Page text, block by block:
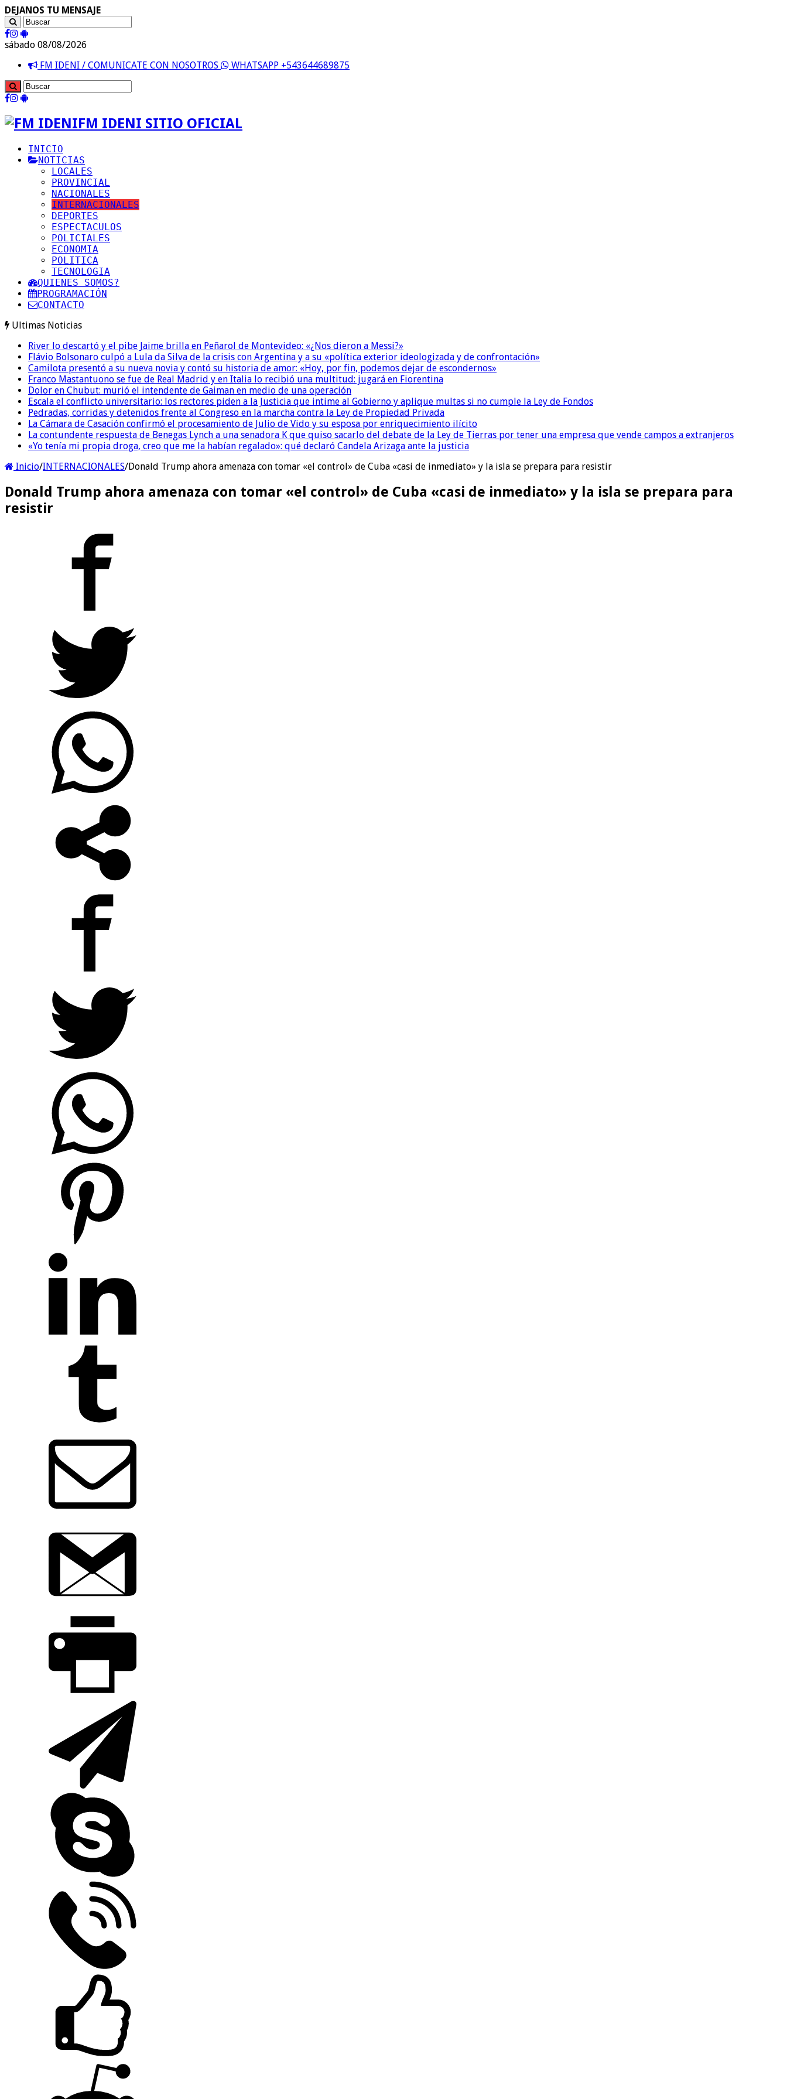
DEJANOS TU MENSAJE
sábado 08/08/2026
FM IDENI / COMUNICATE CON NOSOTROS
WHATSAPP +543644689875
FM IDENI SITIO OFICIAL
INICIO
NOTICIAS
LOCALES
PROVINCIAL
NACIONALES
INTERNACIONALES
DEPORTES
ESPECTACULOS
POLICIALES
ECONOMIA
POLITICA
TECNOLOGIA
QUIENES SOMOS?
PROGRAMACIÓN
CONTACTO
Ultimas Noticias
River lo descartó y el pibe Jaime brilla en Peñarol de Montevideo: «¿Nos dieron a Messi?»
Flávio Bolsonaro culpó a Lula da Silva de la crisis con Argentina y a su «política exterior ideologizada y de confrontación»
Camilota presentó a su nueva novia y contó su historia de amor: «Hoy, por fin, podemos dejar de escondernos»
Franco Mastantuono se fue de Real Madrid y en Italia lo recibió una multitud: jugará en Fiorentina
Dolor en Chubut: murió el intendente de Gaiman en medio de una operación
Escala el conflicto universitario: los rectores piden a la Justicia que intime al Gobierno y aplique multas si no cumple la Ley de Fondos
Pedradas, corridas y detenidos frente al Congreso en la marcha contra la Ley de Propiedad Privada
La Cámara de Casación confirmó el procesamiento de Julio de Vido y su esposa por enriquecimiento ilícito
La contundente respuesta de Benegas Lynch a una senadora K que quiso sacarlo del debate de la Ley de Tierras por tener una empresa que vende campos a extranjeros
«Yo tenía mi propia droga, creo que me la habían regalado»: qué declaró Candela Arizaga ante la justicia
Inicio/INTERNACIONALES/Donald Trump ahora amenaza con tomar «el control» de Cuba «casi de inmediato» y la isla se prepara para resistir
Donald Trump ahora amenaza con tomar «el control» de Cuba «casi de inmediato» y la isla se prepara para
resistir